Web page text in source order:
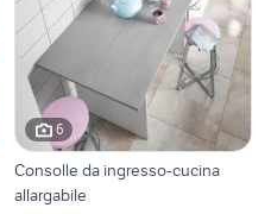
6
Consolle da ingresso-cucina
allargabile